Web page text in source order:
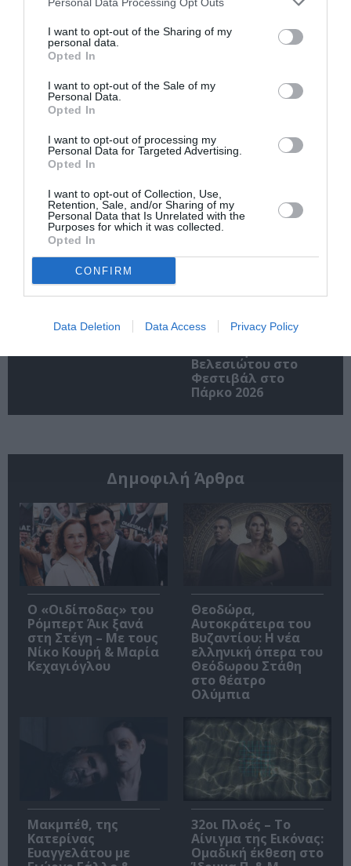
I want to opt-out of the Sharing of my
personal data.
Opted In
I want to opt-out of the Sale of my
Personal Data.
Opted In
I want to opt-out of processing my
Personal Data for Targeted Advertising.
Opted In
I want to opt-out of Collection, Use,
Retention, Sale, and/or Sharing of my
Personal Data that Is Unrelated with the
Purposes for which it was collected.
Opted In
CONFIRM
Data Deletion Data Access Privacy Policy
Το Ροκ το Ελληνικό:
Ο Κώστας Τουρνάς
και ο Διονύσης
Τσακνής στο
Ζουγανέλη για δύο
μοναδικές
Festival επιστρέφει
στις Πρέσπες
χωράνε όλα όσα
αγαπάμε: Η
Βελεσιώτου στο
Φεστιβάλ στο
Πάρκο 2026
Δημοφιλή Άρθρα
O «Οιδίποδας» του
Ρόμπερτ Άικ ξανά
στη Στέγη – Με τους
Νίκο Κουρή & Μαρία
Κεχαγιόγλου
Θεοδώρα,
Αυτοκράτειρα του
Βυζαντίου: Η νέα
ελληνική όπερα του
Θεόδωρου Στάθη
στο θέατρο
Ολύμπια
Μακμπέθ, της
Κατερίνας
Ευαγγελάτου με
32οι Πλοές – Το
Αίνιγμα της Εικόνας:
Ομαδική έκθεση στο